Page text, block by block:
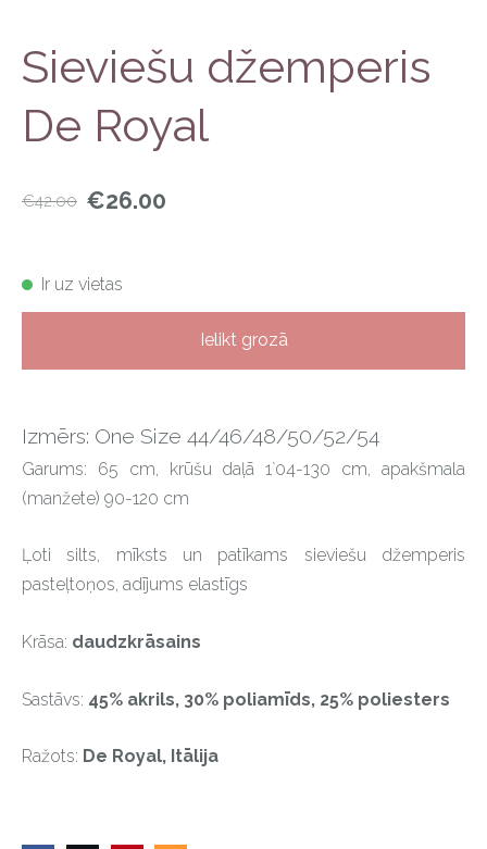
Sieviešu džemperis
De Royal
€42.00 €26.00
Ir uz vietas
Ielikt grozā
Izmērs: One Size 44/46/48/50/52/54
Garums: 65 cm, krūšu daļā 1`04-130 cm, apakšmala
(manžete) 90-120 cm
Ļoti silts, mīksts un patīkams sieviešu džemperis
pasteļtoņos, adījums elastīgs
Krāsa: daudzkrāsains
Sastāvs: 45% akrils, 30% poliamīds, 25% poliesters
Ražots: De Royal, Itālija